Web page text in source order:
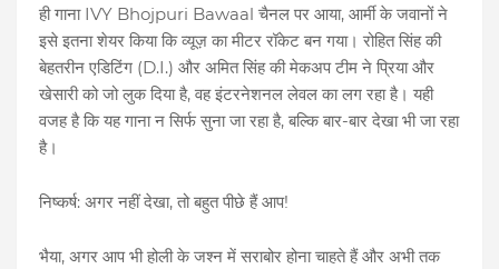
ही गाना IVY Bhojpuri Bawaal चैनल पर आया, आर्मी के जवानों ने
इसे इतना शेयर किया कि व्यूज़ का मीटर रॉकेट बन गया। रोहित सिंह की
बेहतरीन एडिटिंग (D.I.) और अमित सिंह की मेकअप टीम ने प्रिया और
खेसारी को जो लुक दिया है, वह इंटरनेशनल लेवल का लग रहा है। यही
वजह है कि यह गाना न सिर्फ सुना जा रहा है, बल्कि बार-बार देखा भी जा रहा
है।
निष्कर्ष: अगर नहीं देखा, तो बहुत पीछे हैं आप!
भैया, अगर आप भी होली के जश्न में सराबोर होना चाहते हैं और अभी तक